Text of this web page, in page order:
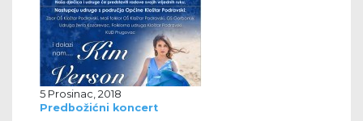
5 Prosinac, 2018
Predbožićni koncert